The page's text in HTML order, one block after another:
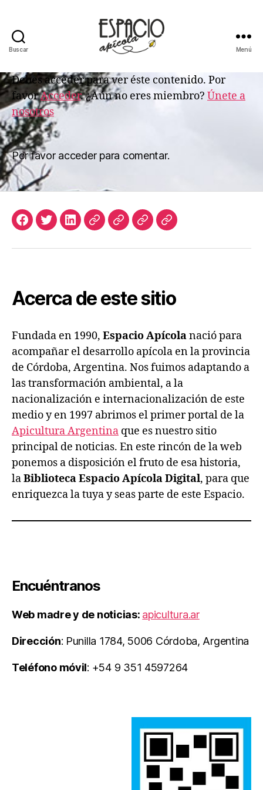
Buscar
APICOLA
Menú
Debes acceder para ver éste contenido. Por
favorAcceder. ¿Aún no eres miembro? Únete a
nosotros
Por favor acceder para comentar.
Facebook
TwitterLinkedInApicultura
Join AccesoBiblioteca
Acerca de este sitio
Fundada en 1990, Espacio Apícolanació para
acompañar el desarrollo apícola en la provincia
de Córdoba, Argentina. Nos fuimos adaptando a
las transformación ambiental, a la
nacionalización e internacionalización de este
medio y en 1997 abrimos el primer portal de la
Apicultura Argentina que es nuestro sitio
principal de noticias. En este rincón de la web
ponemos a disposición el fruto de esa historia,
laBiblioteca Espacio Apícola Digital, para que
enriquezca la tuya y seas parte de este Espacio.
Encuéntranos
Web madre y de noticias: apicultura.ar
Dirección: Punilla 1784, 5006 Córdoba, Argentina
Teléfono móvil: +54 9 351 4597264